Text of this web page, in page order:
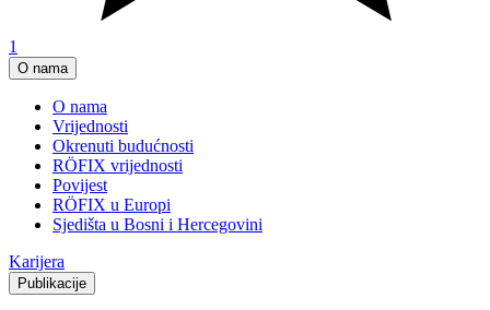
1
O nama
O nama
Vrijednosti
Okrenuti budućnosti
RÖFIX vrijednosti
Povijest
RÖFIX u Europi
Sjedišta u Bosni i Hercegovini
Karijera
Publikacije